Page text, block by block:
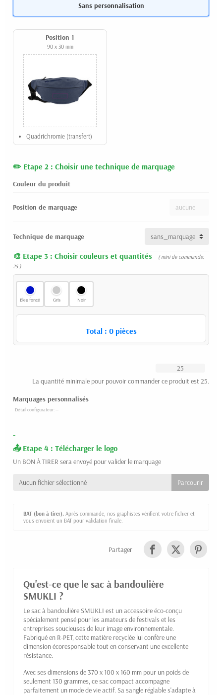
Sans personnalisation
Position 1
90 x 30 mm
Quadrichromie (transfert)
Etape 2 : Choisir une technique de marquage
Couleur du produit
Position de marquage
Technique de marquage
Etape 3 : Choisir couleurs et quantités
( mini de commande:
25 )
Bleu foncé Gris Noir
Total : 0pièces
La quantité minimale pour pouvoir commander ce produit est 25.
Marquages personnalisés
-
Etape 4 : Télécharger le logo
Un BON À TIRER sera envoyé pour valider le marquage
Aucun fichier sélectionné
BAT (bon à tirer). Après commande, nos graphistes vérifient votre fichier et
vous envoient un BAT pour validation finale.
Partager
Qu'est-ce que le sac à bandoulière
SMUKLI ?
Le sac à bandoulière SMUKLI est un accessoire éco-conçu
spécialement pensé pour les amateurs de festivals et les
entreprises soucieuses de leur image environnementale.
Fabriqué en R-PET, cette matière recyclée lui confère une
dimension écoresponsable tout en conservant une excellente
résistance.
Avec ses dimensions de 370 x 100 x 160 mm pour un poids de
seulement 130 grammes, ce sac compact accompagne
parfaitement un mode de vie actif. Sa sangle réglable s'adapte à